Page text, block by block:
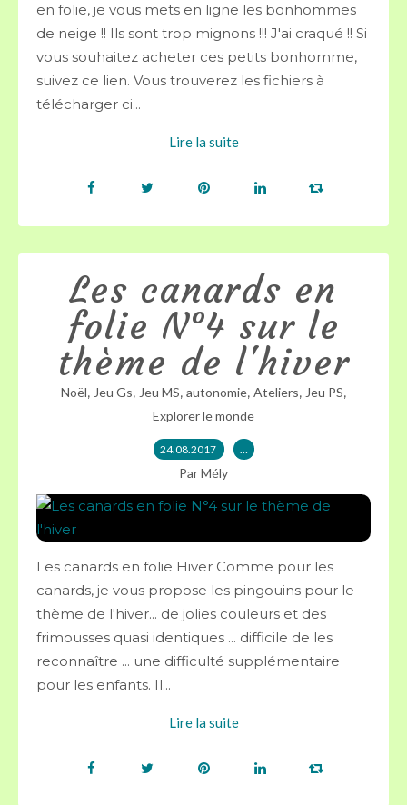
en folie, je vous mets en ligne les bonhommes
de neige !! Ils sont trop mignons !!! J'ai craqué !! Si
vous souhaitez acheter ces petits bonhomme,
suivez ce lien. Vous trouverez les fichiers à
télécharger ci...
Lire la suite
Les canards en
folie N°4 sur le
thème de l'hiver
Noël, Jeu Gs, Jeu MS, autonomie, Ateliers, Jeu PS,
Explorer le monde
24.08.2017 …
Par Mély
Les canards en folie Hiver Comme pour les
canards, je vous propose les pingouins pour le
thème de l'hiver... de jolies couleurs et des
frimousses quasi identiques ... difficile de les
reconnaître ... une difficulté supplémentaire
pour les enfants. Il...
Lire la suite